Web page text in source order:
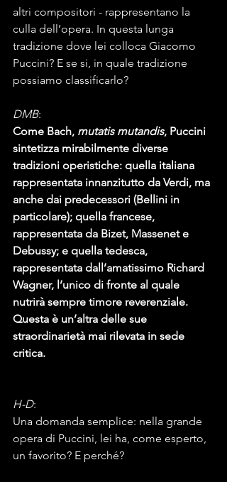
altri compositori - rappresentano la
culla dell’opera. In questa lunga
tradizione dove lei colloca Giacomo
Puccini? E se si, in quale tradizione
possiamo classificarlo?
DMB:
Come Bach, mutatis mutandis, Puccini
sintetizza mirabilmente diverse
tradizioni operistiche: quella italiana
rappresentata innanzitutto da Verdi, ma
anche dai predecessori (Bellini in
particolare); quella francese,
rappresentata da Bizet, Massenet e
Debussy; e quella tedesca,
rappresentata dall’amatissimo Richard
Wagner, l’unico di fronte al quale
nutrirà sempre timore reverenziale.
Questa è un’altra delle sue
straordinarietà mai rilevata in sede
critica.
H-D:
Una domanda semplice: nella grande
opera di Puccini, lei ha, come esperto,
un favorito? E perché?